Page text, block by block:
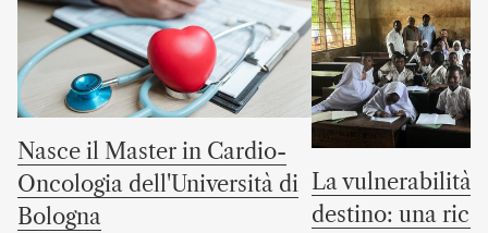
Nasce il Master in Cardio-
Oncologia dell'Università di
Bologna
La vulnerabilità
destino: una